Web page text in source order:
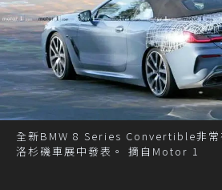
全新BMW 8 Series Convertible非常
洛杉磯車展中發表。 摘自Motor 1